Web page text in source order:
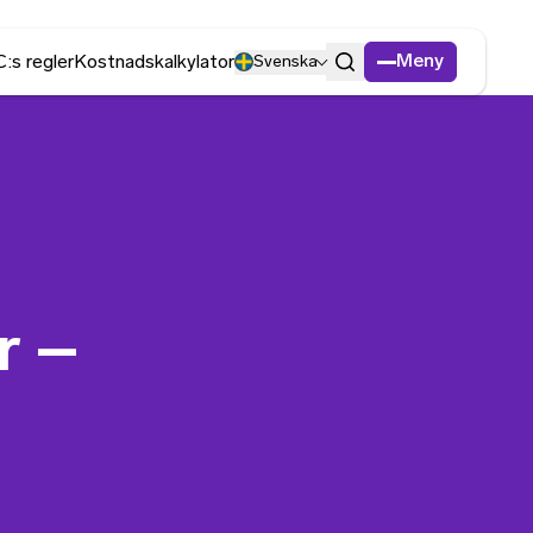
reglerKostnadskalkylator Svenska
Sök
Meny
–